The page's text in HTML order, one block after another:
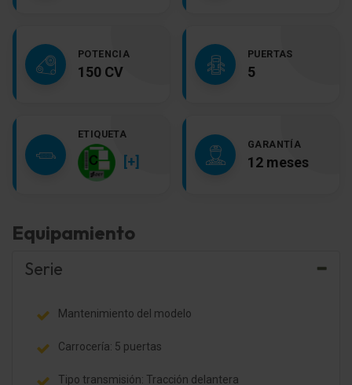
POTENCIA
150 CV
PUERTAS
5
ETIQUETA
[+]
GARANTÍA
12 meses
Equipamiento
Serie
Mantenimiento del modelo
Carrocería: 5 puertas
Tipo transmisión: Tracción delantera